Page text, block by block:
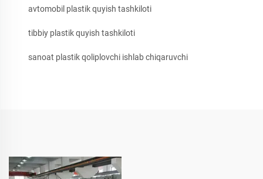
avtomobil plastik quyish tashkiloti
tibbiy plastik quyish tashkiloti
sanoat plastik qoliplovchi ishlab chiqaruvchi